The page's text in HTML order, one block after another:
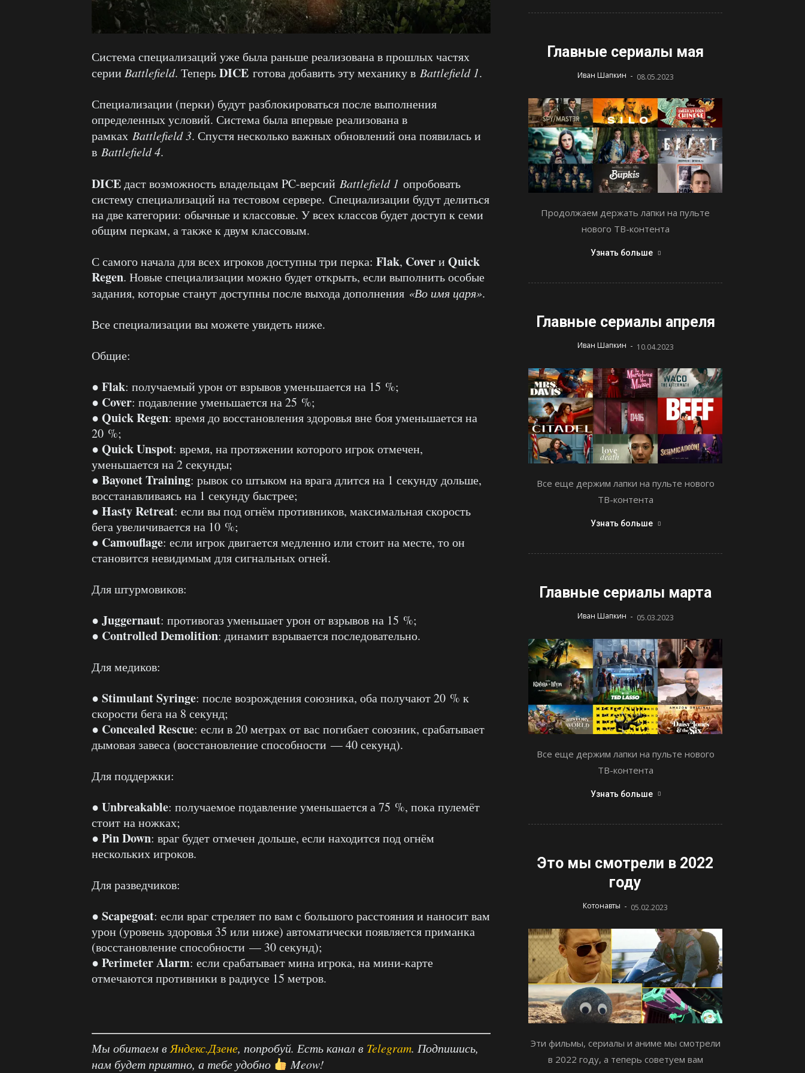
Система специализаций уже была раньше реализована в прошлых частях
серии Battlefield. ТеперьDICE готова добавить эту механику в Battlefield 1.
Специализации (перки) будут разблокироваться после выполнения
определенных условий. Система была впервые реализована в
рамках Battlefield 3. Спустя несколько важных обновлений она появилась и
в Battlefield 4.
DICEдаст возможность владельцам PC-версий Battlefield 1 опробовать
систему специализаций на тестовом сервере. Специализации будут делиться
на две категории: обычные и классовые. У всех классов будет доступ к семи
общим перкам, а также к двум классовым.
С самого начала для всех игроков доступны три перка: Flak, Coverи Quick
Regen. Новые специализации можно будет открыть, если выполнить особые
задания, которые станут доступны после выхода дополнения «Во имя царя».
Все специализации вы можете увидеть ниже.
Общие:
● Flak: получаемый урон от взрывов уменьшается на 15 %;
● Cover: подавление уменьшается на 25 %;
● Quick Regen: время до восстановления здоровья вне боя уменьшается на
20 %;
● Quick Unspot: время, на протяжении которого игрок отмечен,
уменьшается на 2 секунды;
● Bayonet Training: рывок со штыком на врага длится на 1 секунду дольше,
восстанавливаясь на 1 секунду быстрее;
● Hasty Retreat: если вы под огнём противников, максимальная скорость
бега увеличивается на 10 %;
● Camouflage: если игрок двигается медленно или стоит на месте, то он
становится невидимым для сигнальных огней.
Для штурмовиков:
● Juggernaut: противогаз уменьшает урон от взрывов на 15 %;
● Controlled Demolition: динамит взрывается последовательно.
Для медиков:
● Stimulant Syringe: после возрождения союзника, оба получают 20 % к
скорости бега на 8 секунд;
● Concealed Rescue: если в 20 метрах от вас погибает союзник, срабатывает
дымовая завеса (восстановление способности — 40 секунд).
Для поддержки:
● Unbreakable: получаемое подавление уменьшается а 75 %, пока пулемёт
стоит на ножках;
● Pin Down: враг будет отмечен дольше, если находится под огнём
нескольких игроков.
Для разведчиков:
● Scapegoat: если враг стреляет по вам с большого расстояния и наносит вам
урон (уровень здоровья 35 или ниже) автоматически появляется приманка
(восстановление способности — 30 секунд);
● Perimeter Alarm: если срабатывает мина игрока, на мини-карте
отмечаются противники в радиусе 15 метров.
Мы обитаем в Яндекс.Дзене, попробуй. Есть канал в Telegram. Подпишись,
нам будет приятно, а тебе удобно
Meow!
Главные сериалы мая
Иван Шапкин - 08.05.2023
Продолжаем держать лапки на пульте
нового ТВ-контента
Узнать больше
Главные сериалы апреля
Иван Шапкин - 10.04.2023
Все еще держим лапки на пульте нового
ТВ-контента
Узнать больше
Главные сериалы марта
Иван Шапкин - 05.03.2023
Все еще держим лапки на пульте нового
ТВ-контента
Узнать больше
Это мы смотрели в 2022
году
Котонавты - 05.02.2023
Эти фильмы, сериалы и аниме мы смотрели
в 2022 году, а теперь советуем вам